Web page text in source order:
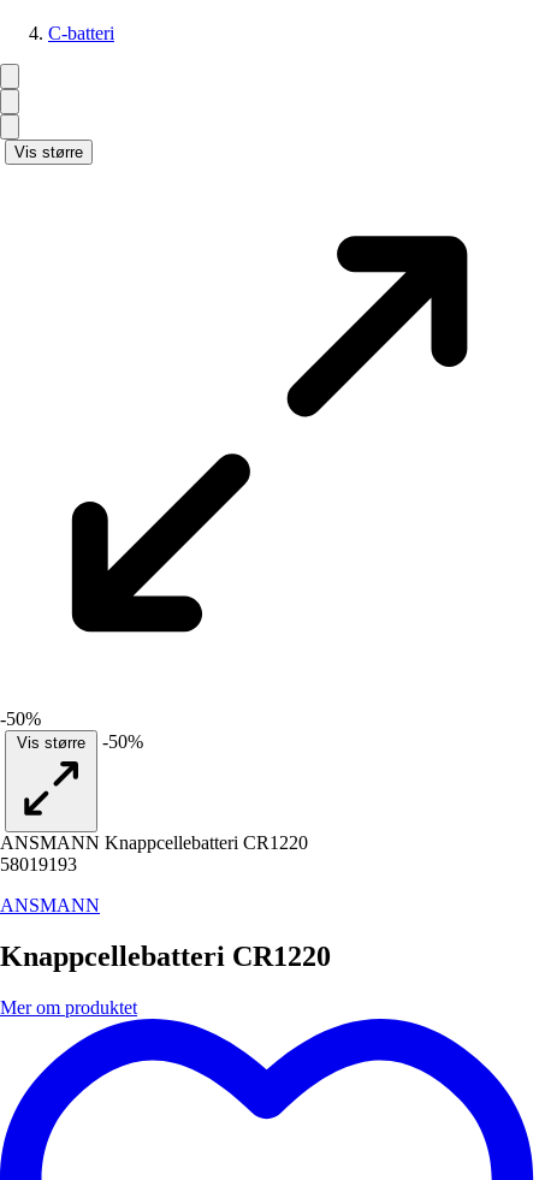
C-batteri
Vis større
-50%
Vis større -50%
ANSMANN Knappcellebatteri CR1220
58019193
ANSMANN
Knappcellebatteri CR1220
Mer om produktet